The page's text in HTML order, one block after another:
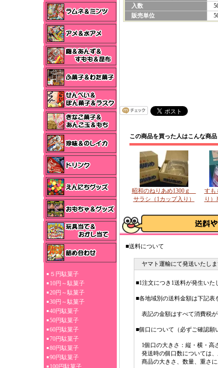
５円駄菓子
10円～駄菓子
20円～駄菓子
30円～駄菓子
40円駄菓子
50円駄菓子
60円駄菓子
70円駄菓子
80円駄菓子
90円駄菓子
100円駄菓子
入数
販売単位
この商品を買った人はこんな商
昭和のねりあめ1300ｇ
サラシ（1カップ入り）
すも
り）
■送料について
ヤマト運輸にて発送いたし
■1注文につき1送料が発生いた
■各地域別の送料金額は下記表
表記の金額はすべて消費税
■個口について（必ずご確認願
1個口の大きさ：縦・横・高
発送時の個口数については
商品の大きさ、数量、重さ